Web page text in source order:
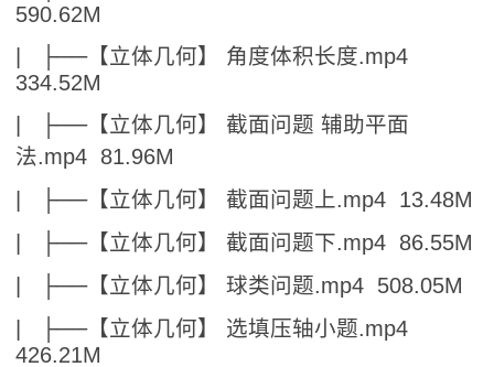
590.62M
| ├──【立体几何】 角度体积长度.mp4
334.52M
| ├──【立体几何】 截面问题 辅助平面
法.mp4 81.96M
| ├──【立体几何】 截面问题上.mp4 13.48M
| ├──【立体几何】 截面问题下.mp4 86.55M
| ├──【立体几何】 球类问题.mp4 508.05M
| ├──【立体几何】 选填压轴小题.mp4
426.21M